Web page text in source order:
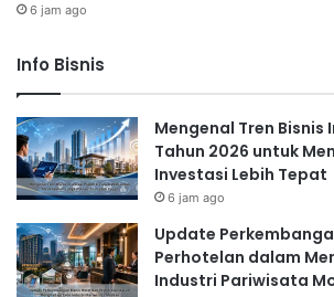
6 jam ago
Info Bisnis
Mengenal Tren
Tahun 2026 untuk
Investasi Lebih Tepat
6 jam ago
Update
Perhotelan dalam
Industri Pariwisata